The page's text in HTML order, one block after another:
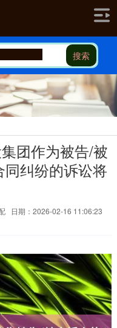
搜索
团作为被告/被
纠纷的诉讼将
日期：2026-02-16 11:06:23